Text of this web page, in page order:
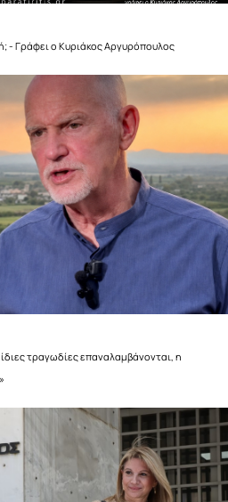
Πόσο απέχει η Ψάθα από τη λογική; - Γράφει ο Κυριάκος Αργυρόπουλος
τραγωδίες επαναλαμβάνονται, η